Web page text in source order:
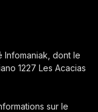
dont le
1227 Les Acacias
sur le